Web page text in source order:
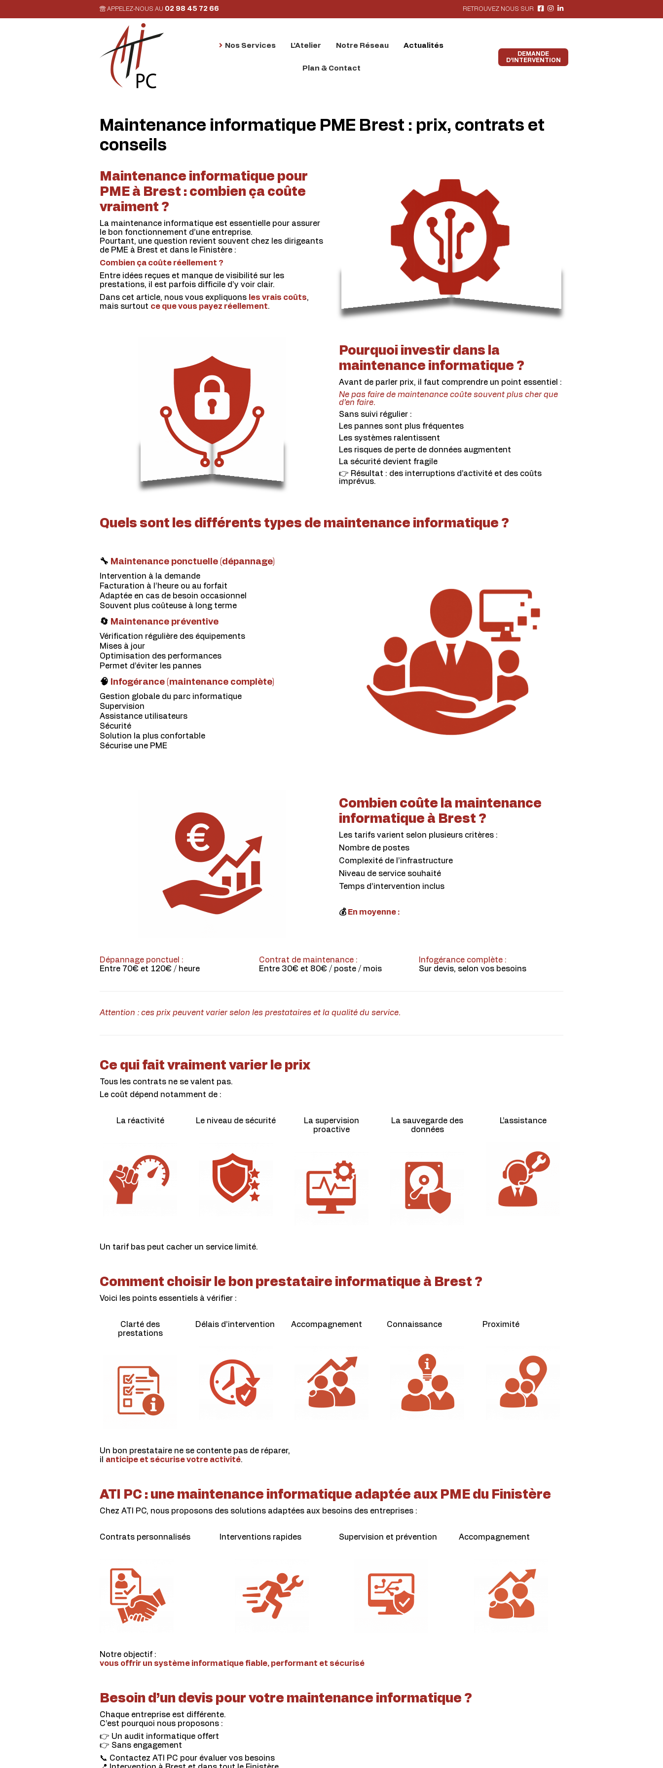
APPELEZ-NOUS AU 02 98 45 72 66 RETROUVEZ NOUS SUR
Nos Services L’Atelier Notre Réseau Actualités
Plan & Contact
DEMANDE
D’INTERVENTION
Maintenance informatique PME Brest : prix, contrats et
conseils
Maintenance informatique pour
PME à Brest : combien ça coûte
vraiment ?
La maintenance informatique est essentielle pour assurer
le bon fonctionnement d’une entreprise.
Pourtant, une question revient souvent chez les dirigeants
de PME à Brest et dans le Finistère :
Combien ça coûte réellement ?
Entre idées reçues et manque de visibilité sur les
prestations, il est parfois difficile d’y voir clair.
Dans cet article, nous vous expliquons les vrais coûts,
mais surtout ce que vous payez réellement.
Pourquoi investir dans la
maintenance informatique ?
Avant de parler prix, il faut comprendre un point essentiel :
Ne pas faire de maintenance coûte souvent plus cher que
d’en faire.
Sans suivi régulier :
Les pannes sont plus fréquentes
Les systèmes ralentissent
Les risques de perte de données augmentent
La sécurité devient fragile
👉 Résultat : des interruptions d’activité et des coûts
imprévus.
Quels sont les différents types de maintenance informatique ?
🔧 Maintenance ponctuelle (dépannage)
Intervention à la demande
Facturation à l’heure ou au forfait
Adaptée en cas de besoin occasionnel
Souvent plus coûteuse à long terme
🔄 Maintenance préventive
Vérification régulière des équipements
Mises à jour
Optimisation des performances
Permet d’éviter les pannes
🧠 Infogérance (maintenance complète)
Gestion globale du parc informatique
Supervision
Assistance utilisateurs
Sécurité
Solution la plus confortable
Sécurise une PME
Combien coûte la maintenance
informatique à Brest ?
Les tarifs varient selon plusieurs critères :
Nombre de postes
Complexité de l’infrastructure
Niveau de service souhaité
Temps d’intervention inclus
💰 En moyenne :
Dépannage ponctuel :
Entre 70€ et 120€ / heure
Contrat de maintenance :
Entre 30€ et 80€ / poste / mois
Infogérance complète :
Sur devis, selon vos besoins
Attention : ces prix peuvent varier selon les prestataires et la qualité du service.
Ce qui fait vraiment varier le prix
Tous les contrats ne se valent pas.
Le coût dépend notamment de :
La réactivité Le niveau de sécurité
La supervision
proactive
La sauvegarde des
données
L’assistance
Un tarif bas peut cacher un service limité.
Comment choisir le bon prestataire informatique à Brest ?
Voici les points essentiels à vérifier :
Clarté des
prestations
Délais d’intervention Accompagnement Connaissance Proximité
Un bon prestataire ne se contente pas de réparer,
il anticipe et sécurise votre activité.
ATI PC : une maintenance informatique adaptée aux PME du Finistère
Chez ATI PC, nous proposons des solutions adaptées aux besoins des entreprises :
Contrats personnalisés Interventions rapides Supervision et prévention Accompagnement
Notre objectif :
vous offrir un système informatique fiable, performant et sécurisé
Besoin d’un devis pour votre maintenance informatique ?
Chaque entreprise est différente.
C’est pourquoi nous proposons :
👉 Un audit informatique offert
👉 Sans engagement
📞 Contactez ATI PC pour évaluer vos besoins